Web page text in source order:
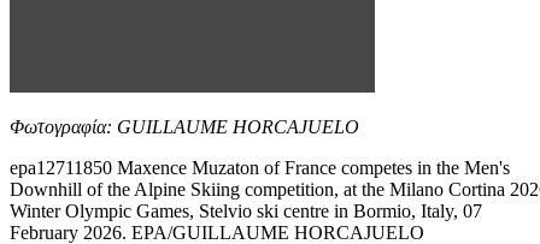
Φωτογραφία: GUILLAUME HORCAJUELO
epa12711850 Maxence Muzaton of France competes in the Men's
Downhill of the Alpine Skiing competition, at the Milano Cortina
Winter Olympic Games, Stelvio ski centre in Bormio, Italy, 07
February 2026. EPA/GUILLAUME HORCAJUELO